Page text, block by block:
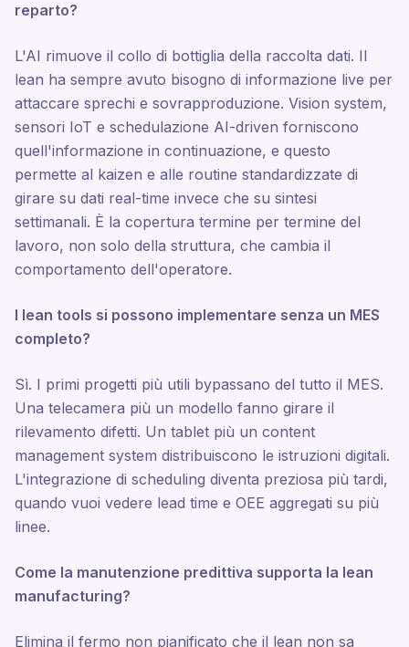
reparto?
L'AI rimuove il collo di bottiglia della raccolta dati. Il
lean ha sempre avuto bisogno di informazione live per
attaccare sprechi e sovrapproduzione. Vision system,
sensori IoT e schedulazione AI-driven forniscono
quell'informazione in continuazione, e questo
permette al kaizen e alle routine standardizzate di
girare su dati real-time invece che su sintesi
settimanali. È la copertura termine per termine del
lavoro, non solo della struttura, che cambia il
comportamento dell'operatore.
I lean tools si possono implementare senza un MES
completo?
Sì. I primi progetti più utili bypassano del tutto il MES.
Una telecamera più un modello fanno girare il
rilevamento difetti. Un tablet più un content
management system distribuiscono le istruzioni digitali.
L'integrazione di scheduling diventa preziosa più tardi,
quando vuoi vedere lead time e OEE aggregati su più
linee.
Come la manutenzione predittiva supporta la lean
manufacturing?
Elimina il fermo non pianificato che il lean non sa